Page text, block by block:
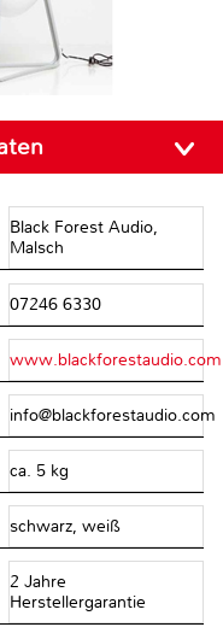
Black Forest Audio,
Malsch
07246 6330
www.blackforestaudio.com
info@blackforestaudio.com
ca. 5 kg
schwarz, weiß
2 Jahre
Herstellergarantie